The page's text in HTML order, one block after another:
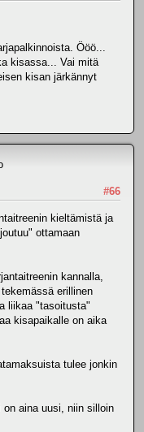
Ööö...
kisassa... Vai mitä
kisan järkännyt
#66
kieltämistä ja
ottamaan
kannalla,
erillinen
liikaa "tasoitusta"
kisapaikalle on aika
tulee jonkin
on aina uusi, niin silloin